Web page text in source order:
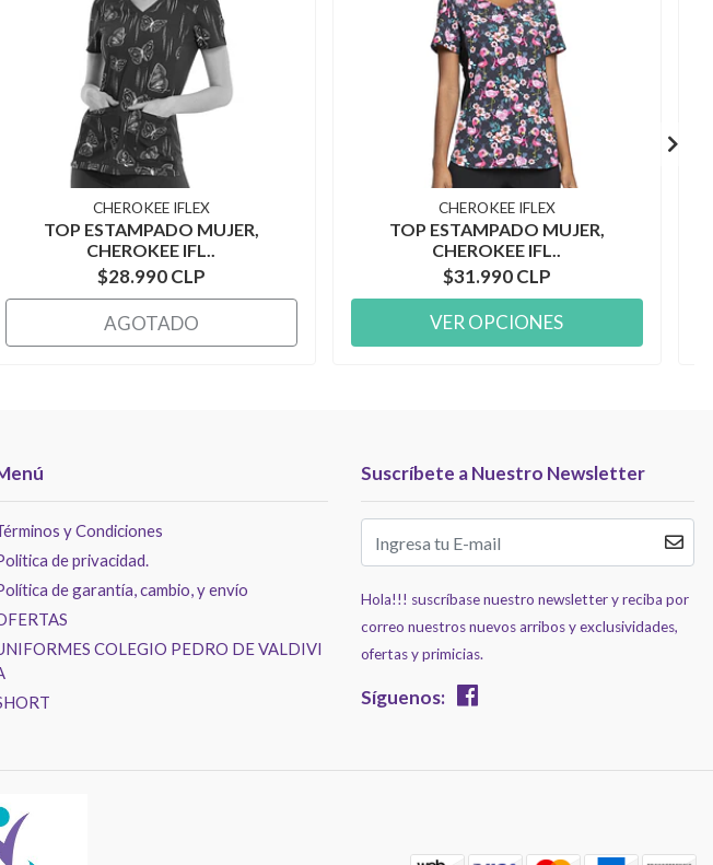
CHEROKEE IFLEX
TOP ESTAMPADO MUJER,
CHEROKEE IFL..
$28.990 CLP
AGOTADO
CHEROKEE IFLEX
TOP ESTAMPADO MUJER,
CHEROKEE IFL..
$31.990 CLP
VER OPCIONES
y Condiciones
de privacidad.
de garantía, cambio, y envío
COLEGIO PEDRO DE VALDIVI
Suscríbete a Nuestro Newsletter
Hola!!! suscríbase nuestro newsletter y reciba por
correo nuestros nuevos arribos y exclusividades,
ofertas y primicias.
Síguenos: